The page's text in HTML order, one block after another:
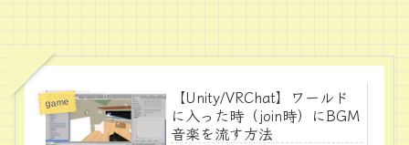
game
【Unity/VRChat】ワールド
に入った時（join時）にBGM
音楽を流す方法